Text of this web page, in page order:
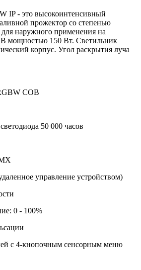
IP - это высокоинтенсивный
прожектор со степенью
наружного применения на
мощностью 150 Вт. Светильник
корпус. Угол раскрытия луча
COB
50 000 часов
управление устройством)
0 - 100%
с 4-кнопочным сенсорным меню